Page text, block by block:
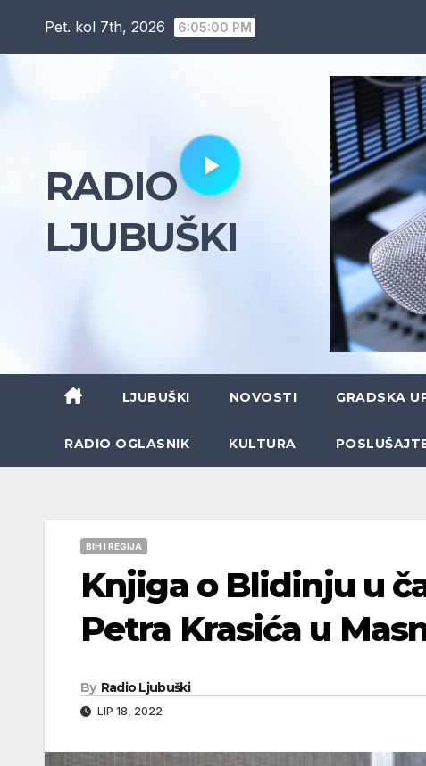
Pet. kol 7th, 2026 6:05:02 PM
RADIO
LJUBUŠKI
LJUBUŠKI NOVOSTI GRADSKA
RADIO OGLASNIK KULTURA
BIH I REGIJA
Knjiga o Blidinju u
Petra Krasića u
By Radio Ljubuški
LIP 18, 2022